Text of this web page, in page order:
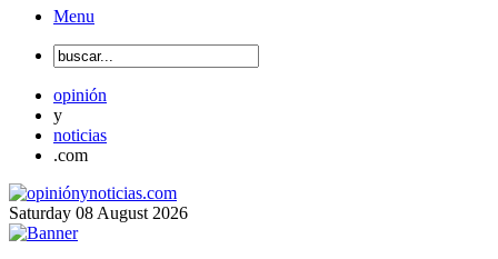
Menu
opinión
y
noticias
.com
Saturday 08 August 2026